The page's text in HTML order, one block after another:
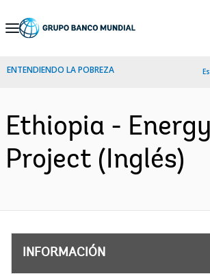
Skip
Navigation
ENTENDIENDO LA POBREZA
Ethiopia -
Project (Inglés)
INFORMACIÓN